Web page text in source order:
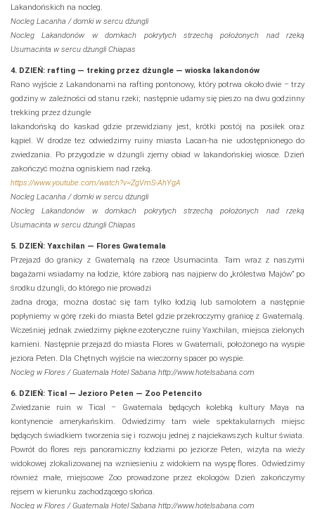
Lakandońskich na nocleg.
Nocleg Lacanha / domki w sercu dżungli
Nocleg Lakandonów w domkach pokrytych strzechą położonych nad rzeką
Usumacinta w sercu dżungli Chiapas
4. DZIEŃ: rafting — treking przez dżungle — wioska lakandonów
Rano wyjście z Lakandonami na rafting pontonowy, który potrwa około dwie – trzy
godziny w zależności od stanu rzeki; następnie udamy się pieszo na dwu godzinny
trekking przez dżungle
lakandońską do kaskad gdzie przewidziany jest, krótki postój na posiłek oraz
kąpiel. W drodze tez odwiedzimy ruiny miasta Lacan‐ha nie udostępnionego do
zwiedzania. Po przygodzie w dżungli zjemy obiad w lakandońskiej wiosce. Dzień
zakończyć można ogniskiem nad rzeką.
https://www.youtube.com/watch?v=ZgVmS‐AhYgA
Nocleg Lacanha / domki w sercu dżungli
Nocleg Lakandonów w domkach pokrytych strzechą położonych nad rzeką
Usumacinta w sercu dżungli Chiapas
5. DZIEŃ: Yaxchilan — Flores Gwatemala
Przejazd do granicy z Gwatemalą na rzece Usumacinta. Tam wraz z naszymi
bagażami wsiadamy na łodzie, które zabiorą nas najpierw do „królestwa Majów” po
środku dżungli, do którego nie prowadzi
żadna droga; można dostać się tam tylko łodzią lub samolotem a następnie
popłyniemy w górę rzeki do miasta Betel gdzie przekroczymy granicę z Gwatemalą.
Wcześniej jednak zwiedzimy piękne ezoteryczne ruiny Yaxchilan, miejsca zielonych
kamieni. Następnie przejazd do miasta Flores w Gwatemali, położonego na wyspie
jeziora Peten. Dla Chętnych wyjście na wieczorny spacer po wyspie.
Nocleg w Flores / Guatemala Hotel Sabana http://www.hotelsabana.com
6. DZIEŃ: Tical — Jezioro Peten — Zoo Petencito
Zwiedzanie ruin w Tical – Gwatemala będących kolebką kultury Maya na
kontynencie amerykańskim. Odwiedzimy tam wiele spektakularnych miejsc
będących świadkiem tworzenia się i rozwoju jednej z najciekawszych kultur świata.
Powrót do flores rejs panoramiczny łodziami po jeziorze Peten, wizyta na wieży
widokowej zlokalizowanej na wzniesieniu z widokiem na wyspę flores. Odwiedzimy
również małe, miejscowe Zoo prowadzone przez ekologów. Dzień zakończymy
rejsem w kierunku zachodzącego słońca.
Nocleg w Flores / Guatemala Hotel Sabana http://www.hotelsabana.com